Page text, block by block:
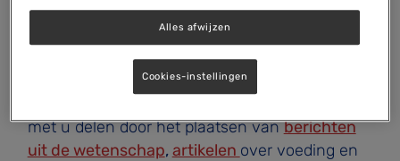
als de toepassing gebaseerd is op gedegen
kennis; er is immers al genoeg verwarring over
de relatie tussen voeding en gezondheid. Met
deze kennisbank wil Stichting
met u delen door het plaatsen vanberichten
uit de wetenschap, artikelen over voeding en
Alles afwijzen
Cookies-instellingen